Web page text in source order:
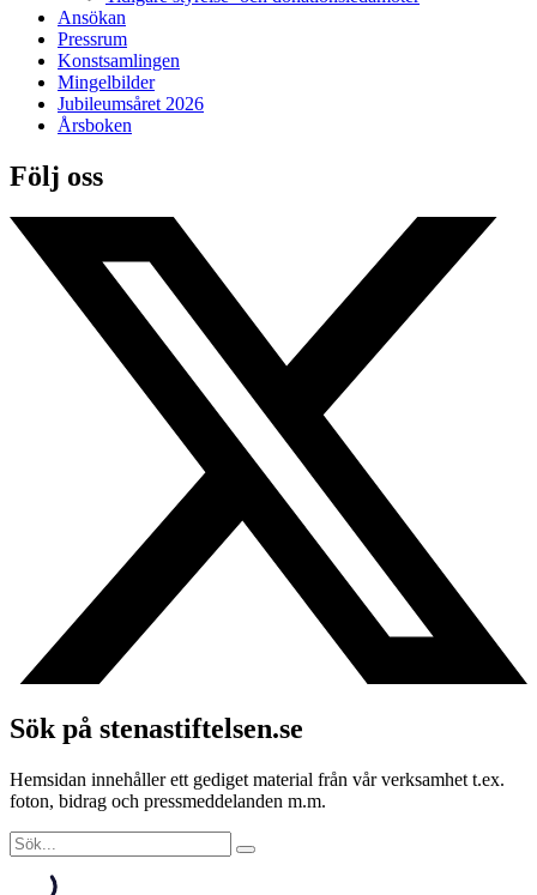
Ansökan
Pressrum
Konstsamlingen
Mingelbilder
Jubileumsåret 2026
Årsboken
Följ oss
Sök på stenastiftelsen.se
Hemsidan innehåller ett gediget material från vår verksamhet t.ex.
foton, bidrag och pressmeddelanden m.m.